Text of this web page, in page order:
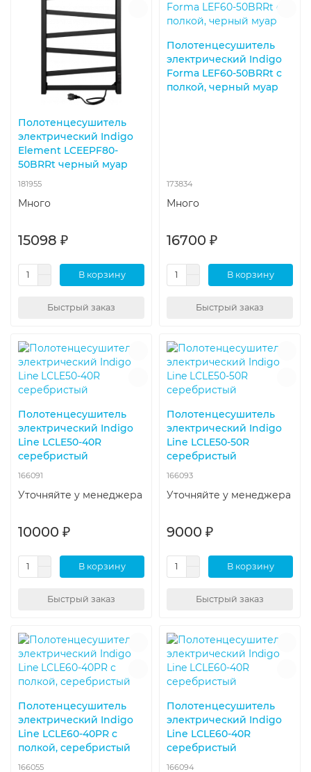
Полотенцесушитель
электрический Indigo
Element LCEEPF80-
50BRRt черный муар
181955
Много
15098 ₽
В корзину
Быстрый заказ
Полотенцесушитель
электрический Indigo
Forma LEF60-50BRRt с
полкой, черный муар
173834
Много
16700 ₽
В корзину
Быстрый заказ
Полотенцесушитель
электрический Indigo
Line LСLE50-40R
серебристый
166091
Уточняйте у менеджера
10000 ₽
В корзину
Быстрый заказ
Полотенцесушитель
электрический Indigo
Line LСLE50-50R
серебристый
166093
Уточняйте у менеджера
9000 ₽
В корзину
Быстрый заказ
Полотенцесушитель
электрический Indigo
Line LСLE60-40PR с
полкой, серебристый
166055
Полотенцесушитель
электрический Indigo
Line LСLE60-40R
серебристый
166094